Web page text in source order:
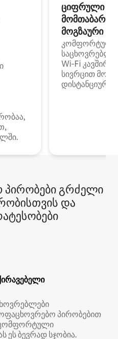
ციფრული
მოგზაური
კომფორტული
Wi‑Fi
სივრცით
დისტანციური
პირობები გრძელი
და
პირობებით
კომფორტული
ეს ბევრად სჯობია.